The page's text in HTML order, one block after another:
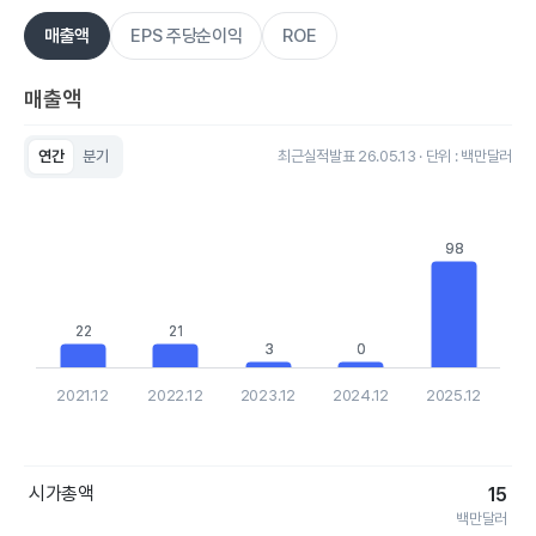
매출액 EPS 주당순이익 ROE
매출액
연간 분기 최근실적발표 26.05.13 · 단위 : 백만달러
The chart has 1 Y axis displaying values. Data ranges from
22
22 21
21
3
3 0
0
98
98
2021.12 2022.12 2023.12 2024.12 2025.12
시가총액 15
백만달러